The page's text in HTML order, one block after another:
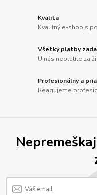
Kvalita
Kvalitný e-shop s
Všetky platby
U nás neplatíte za
Profesionálny a
Reagujeme